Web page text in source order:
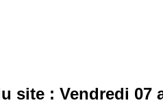
site : Vendredi 07